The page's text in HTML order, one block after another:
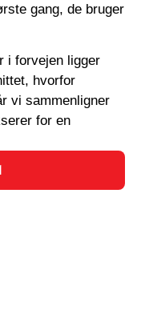
gang, de bruger
i forvejen ligger
hvorfor
vi sammenligner
for en